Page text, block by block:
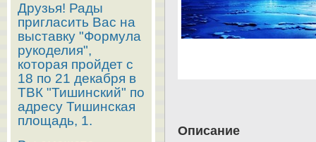
Описание
Друзья! Рады
пригласить Вас на
выставку "Формула
рукоделия",
которая пройдет с
18 по 21 декабря в
ТВК "Тишинский" по
адресу Тишинская
площадь, 1.